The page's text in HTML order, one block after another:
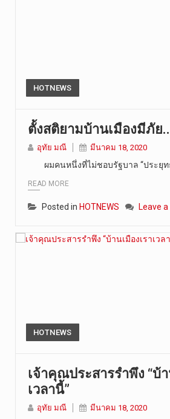
HOTNEWS
ตั้งสติยามบ้านเมืองมีภัย..
อุทัย มณี มีนาคม 18, 2020
ผมคนหนึ่งที่ไม่ชอบรัฐบาล “ประยุท
READ MORE
Posted in HOTNEWS Leave
HOTNEWS
เจ้าคุณประสารรำพึง “บ้า
เวลานี้”
อุทัย มณี มีนาคม 18, 2020